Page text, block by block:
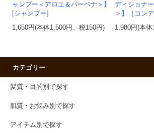
ャンプー＜アロエ＆バーベナ＞】
[シャンプー]
1,650円(本体1,500円、税150円)
ディショナ
＞】［コン
1,980円(本
カテゴリー
髪質・目的別で探す
肌質・お悩み別で探す
アイテム別で探す